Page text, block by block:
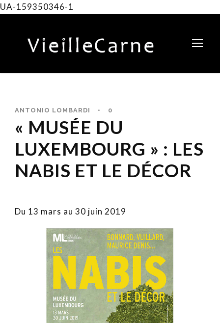
UA-159350346-1
ANTONIO LOMBARDI • 0
« MUSÉE DU
LUXEMBOURG » : LES
NABIS ET LE DÉCOR
Du 13 mars au 30 juin 2019